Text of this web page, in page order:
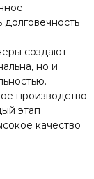
долговечность
создают
но и
производство
этап
качество